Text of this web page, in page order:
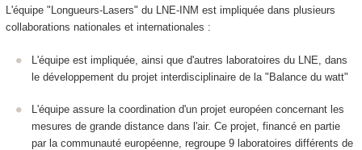
L'équipe "Longueurs-Lasers" du LNE-INM est impliquée dans plusieurs
collaborations nationales et internationales :
L'équipe est impliquée, ainsi que d'autres laboratoires du LNE, dans
le développement du projet interdisciplinaire de la "Balance du watt"
L'équipe assure la coordination d'un projet européen concernant les
mesures de grande distance dans l'air. Ce projet, financé en partie
par la communauté européenne, regroupe 9 laboratoires différents de